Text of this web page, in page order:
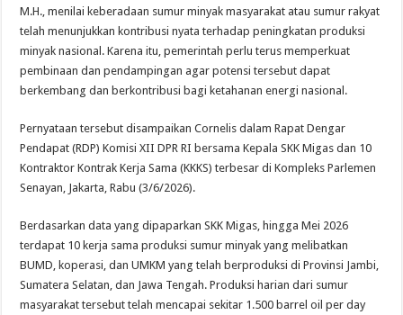
M.H., menilai keberadaan sumur minyak masyarakat atau sumur rakyat
telah menunjukkan kontribusi nyata terhadap peningkatan produksi
minyak nasional. Karena itu, pemerintah perlu terus memperkuat
pembinaan dan pendampingan agar potensi tersebut dapat
berkembang dan berkontribusi bagi ketahanan energi nasional.
Pernyataan tersebut disampaikan Cornelis dalam Rapat Dengar
Pendapat (RDP) Komisi XII DPR RI bersama Kepala SKK Migas dan 10
Kontraktor Kontrak Kerja Sama (KKKS) terbesar di Kompleks Parlemen
Senayan, Jakarta, Rabu (3/6/2026).
Berdasarkan data yang dipaparkan SKK Migas, hingga Mei 2026
terdapat 10 kerja sama produksi sumur minyak yang melibatkan
BUMD, koperasi, dan UMKM yang telah berproduksi di Provinsi Jambi,
Sumatera Selatan, dan Jawa Tengah. Produksi harian dari sumur
masyarakat tersebut telah mencapai sekitar 1.500 barrel oil per day